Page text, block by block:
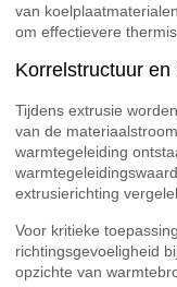
van
om effectievere
Korrelstructuur en
Tijdens extrusie
van de
warmtegeleiding
extrusierichting
Voor kritieke
richtingsgevoeligheid
opzichte van